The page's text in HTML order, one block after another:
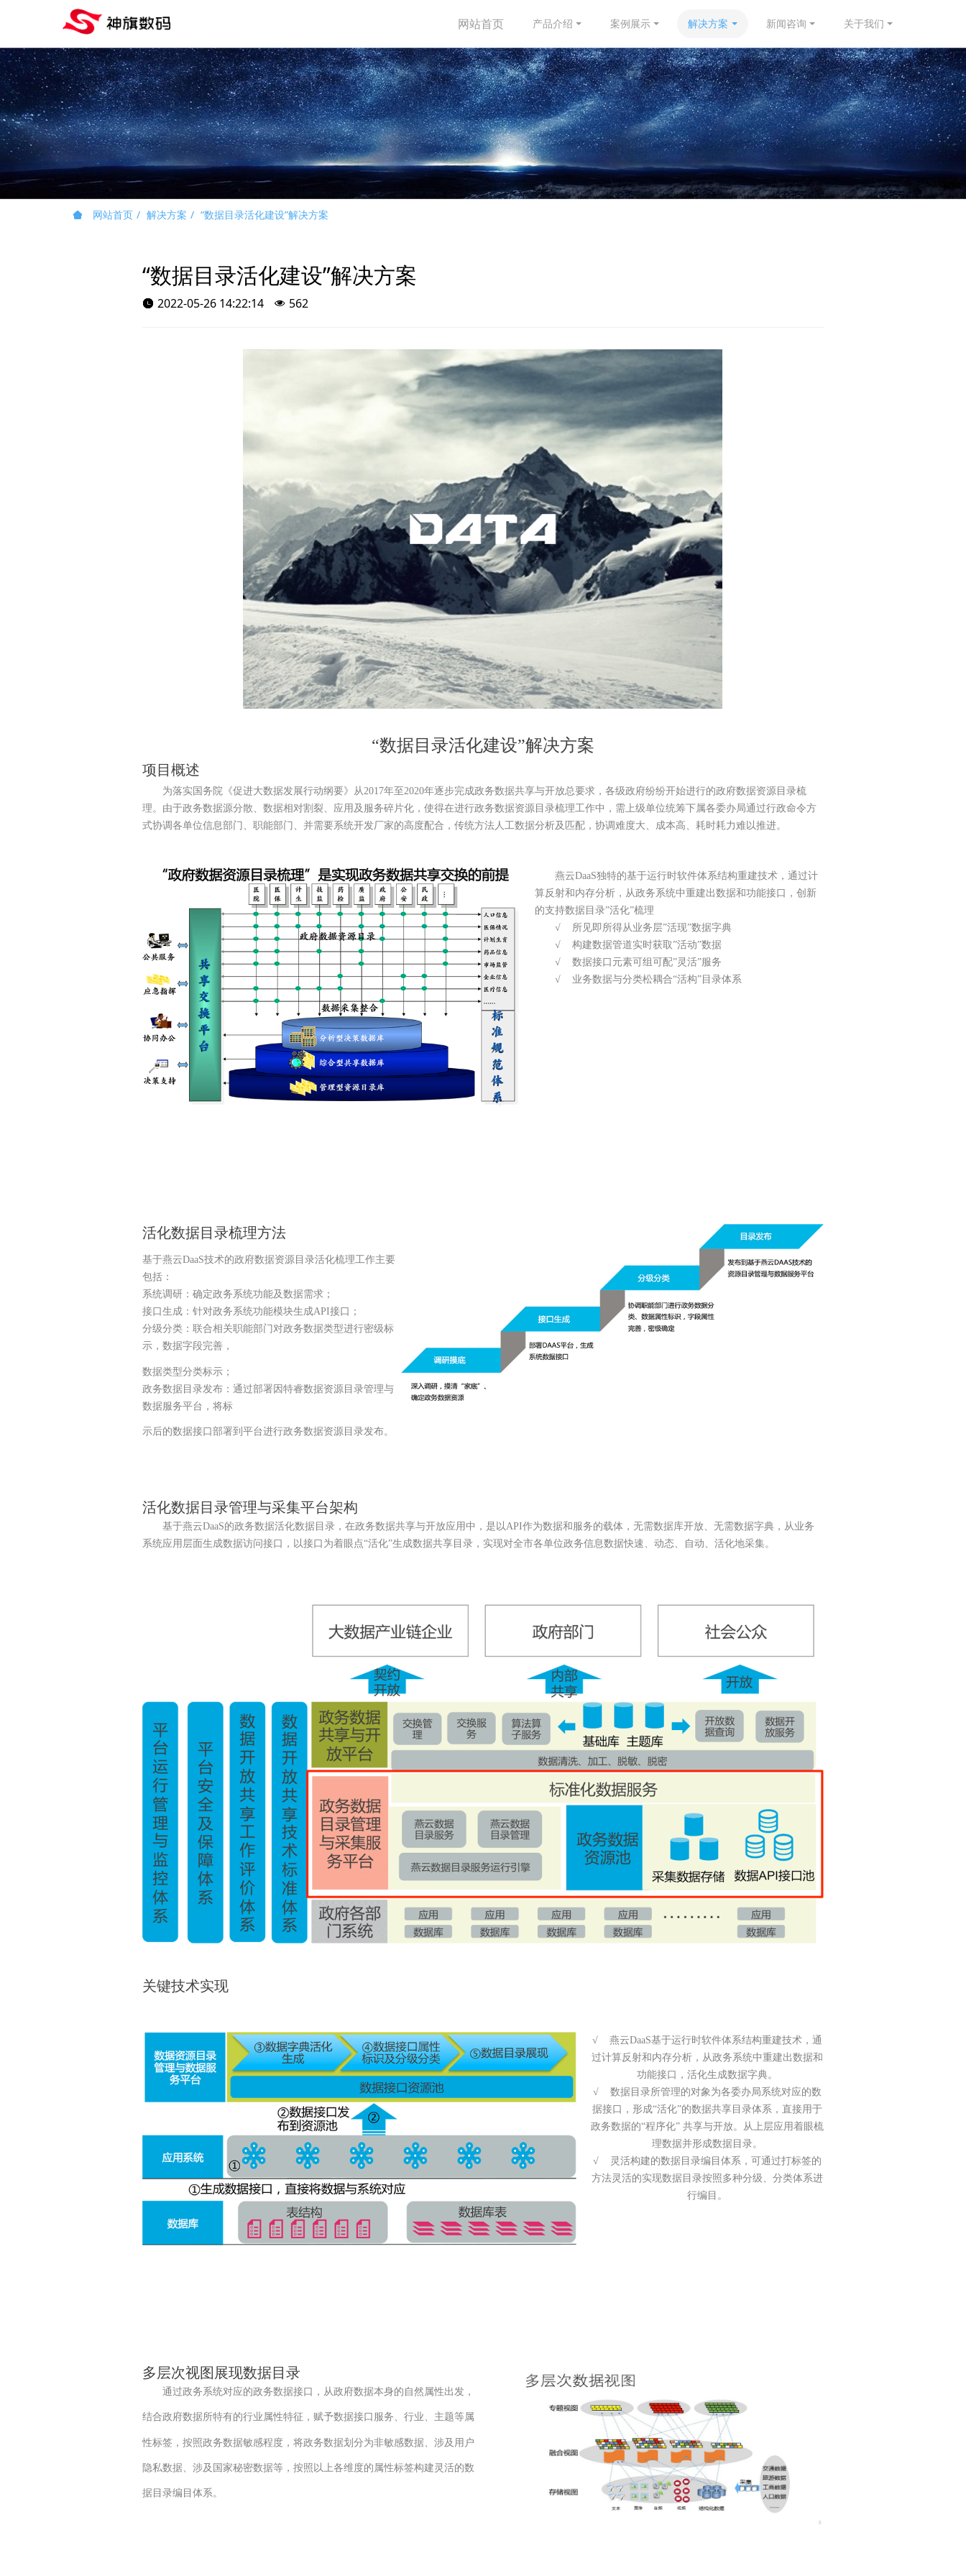
网站首页 产品介绍 案例展示 解决方案 新闻咨询 关于我们
网站首页 解决方案 “数据目录活化建设”解决方案
“数据目录活化建设”解决方案
2022-05-26 14:22:14 562
“数据目录活化建设”解决方案
项目概述
为落实国务院《促进大数据发展行动纲要》从2017年至2020年逐步完成政务数据共享与开放总要求，各级政府纷纷开始进行的政府数据资源目录梳
理。由于政务数据源分散、数据相对割裂、应用及服务碎片化，使得在进行政务数据资源目录梳理工作中，需上级单位统筹下属各委办局通过行政命令方
式协调各单位信息部门、职能部门、并需要系统开发厂家的高度配合，传统方法人工数据分析及匹配，协调难度大、成本高、耗时耗力难以推进。
燕云DaaS独特的基于运行时软件体系结构重建技术，通过计
算反射和内存分析，从政务系统中重建出数据和功能接口，创新
的支持数据目录”活化”梳理
√ 所见即所得从业务层”活现”数据字典
√ 构建数据管道实时获取”活动”数据
√ 数据接口元素可组可配”灵活”服务
√ 业务数据与分类松耦合“活构”目录体系
活化数据目录梳理方法
基于燕云DaaS技术的政府数据资源目录活化梳理工作主要
包括：
系统调研：确定政务系统功能及数据需求；
接口生成：针对政务系统功能模块生成API接口；
分级分类：联合相关职能部门对政务数据类型进行密级标
示，数据字段完善，
数据类型分类标示；
政务数据目录发布：通过部署因特睿数据资源目录管理与
数据服务平台，将标
示后的数据接口部署到平台进行政务数据资源目录发布。
活化数据目录管理与采集平台架构
基于燕云DaaS的政务数据活化数据目录，在政务数据共享与开放应用中，是以API作为数据和服务的载体，无需数据库开放、无需数据字典，从业务
系统应用层面生成数据访问接口，以接口为着眼点“活化”生成数据共享目录，实现对全市各单位政务信息数据快速、动态、自动、活化地采集。
关键技术实现
√ 燕云DaaS基于运行时软件体系结构重建技术，通
过计算反射和内存分析，从政务系统中重建出数据和
功能接口，活化生成数据字典。
√ 数据目录所管理的对象为各委办局系统对应的数
据接口，形成“活化”的数据共享目录体系，直接用于
政务数据的“程序化” 共享与开放。从上层应用着眼梳
理数据并形成数据目录。
√ 灵活构建的数据目录编目体系，可通过打标签的
方法灵活的实现数据目录按照多种分级、分类体系进
行编目。
多层次视图展现数据目录
通过政务系统对应的政务数据接口，从政府数据本身的自然属性出发，
结合政府数据所特有的行业属性特征，赋予数据接口服务、行业、主题等属
性标签，按照政务数据敏感程度，将政务数据划分为非敏感数据、涉及用户
隐私数据、涉及国家秘密数据等，按照以上各维度的属性标签构建灵活的数
据目录编目体系。